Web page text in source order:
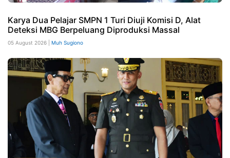
Karya Dua Pelajar SMPN 1 Turi Diuji Komisi D, Alat
Deteksi MBG Berpeluang Diproduksi Massal
05 August 2026 | Muh Sugiono